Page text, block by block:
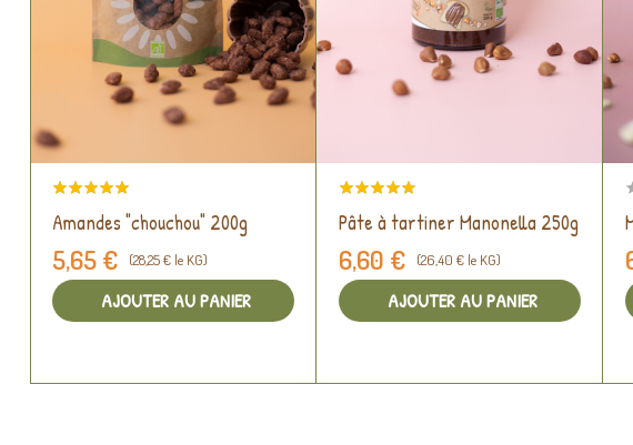
Amandes "chouchou" 200g
5,65 € (28,25 € le KG)
AJOUTER AU PANIER
Pâte à tartiner Manonella 250g
6,60 € (26,40 € le KG)
AJOUTER AU PANIER